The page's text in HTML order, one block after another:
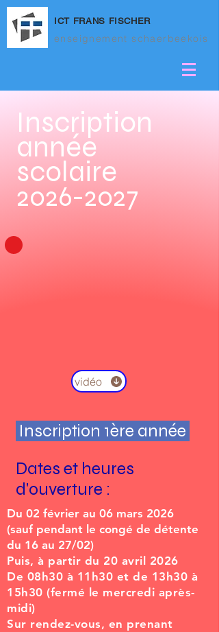
ICT FRANS FISCHER
enseignement schaerbeekois
vidéo
Inscription
année
scolaire
2026-2027
Inscription 1ère année
Dates et heures
d'ouverture :
Du 02 février au 06 mars 2026
(sauf pendant le congé de détente
du 16 au 27/02)
Puis, à partir du 20 avril 2026
De 08h30 à 11h30 et de 13h30 à
15h30 (fermé le mercredi après-
midi)
Sur rendez-vous, en prenant